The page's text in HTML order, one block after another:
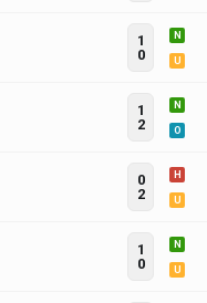
1
0
N
U
1
2
N
O
0
2
H
U
1
0
N
U